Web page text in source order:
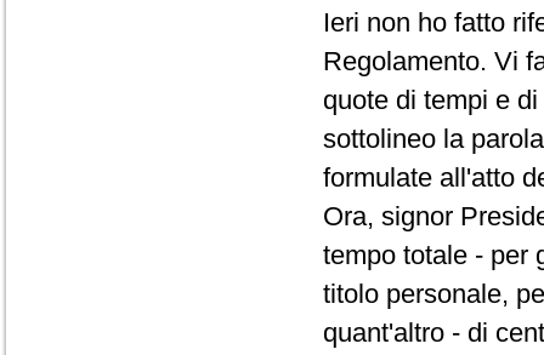
Ieri non ho fatto
Regolamento. Vi
quote di tempi e
sottolineo la
formulate all'atto
Ora, signor
tempo totale - per
titolo personale,
quant'altro - di